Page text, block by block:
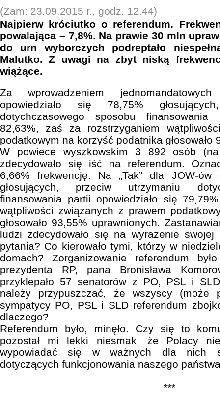
(Zam: 23.09.2015 r., godz. 12.44)
Najpierw króciutko o referendum.
powalająca – 7,8%. Na prawie 30 mln
do urn wyborczych podreptało
Malutko. Z uwagi na zbyt niską
wiążące.
Za wprowadzeniem
opowiedziało się 78,75%
dotychczasowego sposobu
82,63%, zaś za rozstrzyganiem
podatkowym na korzyść podatnika głosowało
W powiece wyszkowskim 3 892 osób
zdecydowało się iść na referendum.
6,66% frekwencję. Na „Tak” dla JOW-ów
głosujących, przeciw utrzymaniu
finansowania partii opowiedziało się
wątpliwości związanych z prawem
głosowało 93,55% uprawnionych.
ludzi zdecydowało się na wyrażenie
pytania? Co kierowało tymi, którzy w
domach? Zorganizowanie referendum
prezydenta RP, pana Bronisława
przyklepało 57 senatorów z PO, PSL i
należy przypuszczać, że wszyscy (może
sympatycy PO, PSL i SLD referendum
dlaczego?
Referendum było, minęło. Czy się to
pozostał mi lekki niesmak, że Polacy
wypowiadać się w ważnych dla nich
dotyczących funkcjonowania naszego
***